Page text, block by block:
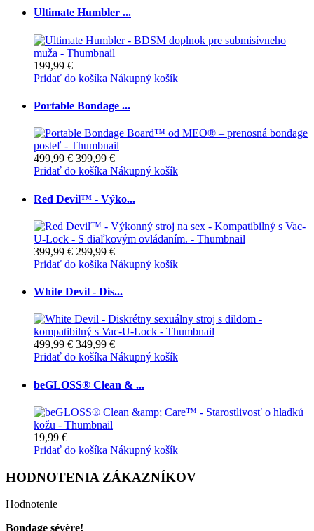
Ultimate Humbler ...
199,99 €
Pridať do košíka Nákupný košík
Portable Bondage ...
499,99 € 399,99 €
Pridať do košíka Nákupný košík
Red Devil™ - Výko...
399,99 € 299,99 €
Pridať do košíka Nákupný košík
White Devil - Dis...
499,99 € 349,99 €
Pridať do košíka Nákupný košík
beGLOSS® Clean & ...
19,99 €
Pridať do košíka Nákupný košík
HODNOTENIA ZÁKAZNÍKOV
Hodnotenie
Bondage sévère!